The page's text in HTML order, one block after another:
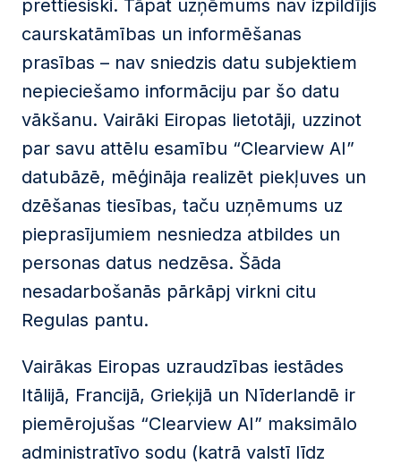
prettiesiski. Tāpat uzņēmums nav izpildījis
caurskatāmības un informēšanas
prasības – nav sniedzis datu subjektiem
nepieciešamo informāciju par šo datu
vākšanu. Vairāki Eiropas lietotāji, uzzinot
par savu attēlu esamību “Clearview AI”
datubāzē, mēģināja realizēt piekļuves un
dzēšanas tiesības, taču uzņēmums uz
pieprasījumiem nesniedza atbildes un
personas datus nedzēsa. Šāda
nesadarbošanās pārkāpj virkni citu
Regulas pantu.
Vairākas Eiropas uzraudzības iestādes
Itālijā, Francijā, Grieķijā un Nīderlandē ir
piemērojušas “Clearview AI” maksimālo
administratīvo sodu (katrā valstī līdz